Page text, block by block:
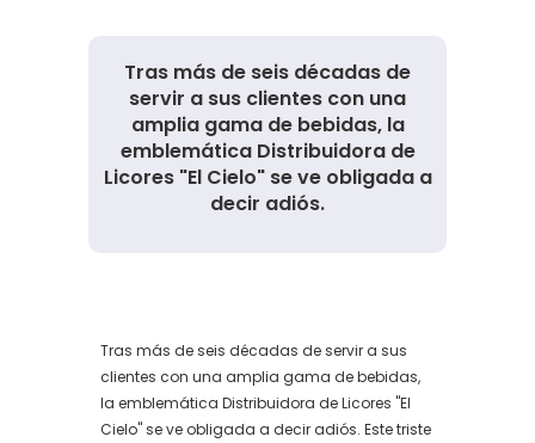
Tras más de seis décadas de
servir a sus clientes con una
amplia gama de bebidas, la
emblemática Distribuidora de
Licores "El Cielo" se ve obligada a
decir adiós.
Tras más de seis décadas de servir a sus
clientes con una amplia gama de bebidas,
la emblemática Distribuidora de Licores "El
Cielo" se ve obligada a decir adiós. Este triste